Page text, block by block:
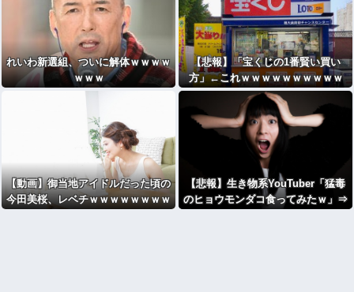
れいわ新選組、ついに解体ｗｗｗｗ
ｗｗｗ
【悲報】「宝くじの1番賢い買い
方」←これｗｗｗｗｗｗｗｗｗｗ
【動画】御当地アイドルだった頃の
今田美桜、レベチｗｗｗｗｗｗｗｗ
【悲報】生き物系YouTuber「猛毒
のヒョウモンダコ食ってみたｗ」⇒